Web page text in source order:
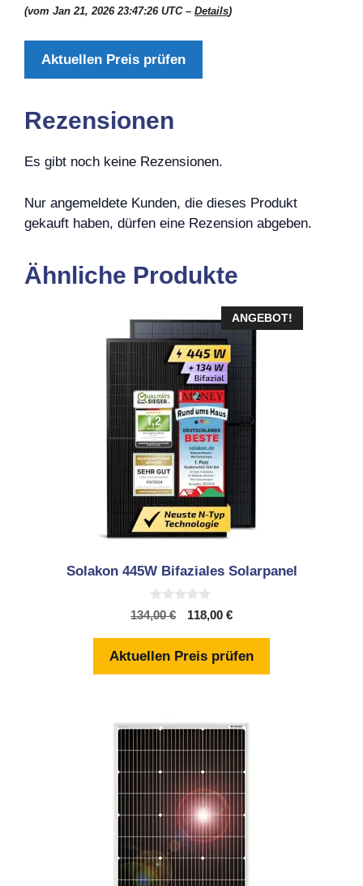
(vom Jan 21, 2026 23:47:26 UTC – Details)
Aktuellen Preis prüfen
Rezensionen
Es gibt noch keine Rezensionen.
Nur angemeldete Kunden, die dieses Produkt
gekauft haben, dürfen eine Rezension abgeben.
Ähnliche Produkte
ANGEBOT!
Solakon 445W Bifaziales Solarpanel
0
v
5
134,00€
Ursprünglicher
war:
134,00 €
118,00 €Aktueller
ist:
Aktuellen Preis prüfen